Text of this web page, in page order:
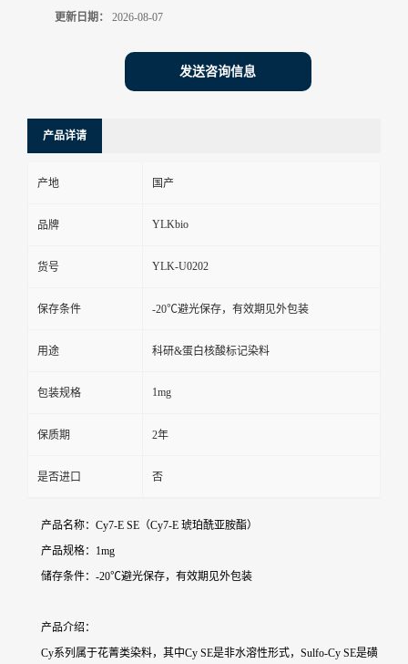
更新日期： 2026-08-07
发送咨询信息
产品详请
产地 国产
品牌 YLKbio
货号 YLK-U0202
保存条件 -20℃避光保存，有效期见外包装
用途 科研&蛋白核酸标记染料
包装规格 1mg
保质期 2年
是否进口 否
产品名称：Cy7-E SE（Cy7-E 琥珀酰亚胺酯）
产品规格：1mg
储存条件：-20℃避光保存，有效期见外包装
产品介绍：
Cy系列属于花菁类染料，其中Cy SE是非水溶性形式，Sulfo-Cy SE是磺